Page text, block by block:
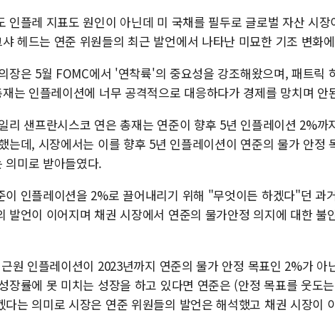
인플레 지표도 원인이 아닌데 미 국채를 필두로 글로벌 자산 시
헤드는 연준 위원들의 최근 발언에서 나타난 미묘한 기조 변화
장은 5월 FOMC에서 '연착륙'의 중요성을 강조해왔으며, 패트릭
는 인플레이션에 너무 공격적으로 대응하다가 경제를 망치며 안
리 샌프란시스코 연은 총재는 연준이 향후 5년 인플레이션 2%까
는데, 시장에서는 이를 향후 5년 인플레이션이 연준의 물가 안정
의미로 받아들였다.
이 인플레이션을 2%로 끌어내리기 위해 "무엇이든 하겠다"던 과
발언이 이어지며 채권 시장에서 연준의 물가안정 의지에 대한 불
원 인플레이션이 2023년까지 연준의 물가 안정 목표인 2%가 아
장률에 못 미치는 성장을 하고 있다면 연준은 (안정 목표를 웃도
다는 의미로 시장은 연준 위원들의 발언은 해석했고 채권 시장이